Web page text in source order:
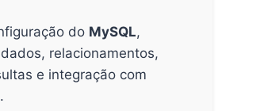
do MySQL,
relacionamentos,
e integração com